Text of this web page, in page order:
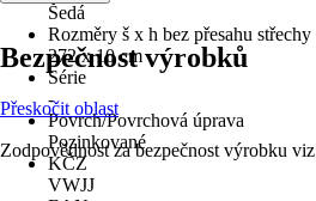
Šedá
Rozměry š x h bez přesahu střechy
272 x 10 cm
Série
-
Povrch/Povrchová úprava
Pozinkované
KČZ
VWJJ
Bezpečnost výrobků
Přeskočit oblast
Zodpovědnost za bezpečnost výrobku viz